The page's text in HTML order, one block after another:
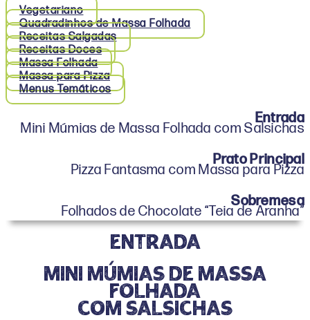
Vegetariano
Quadradinhos de Massa Folhada
Receitas Salgadas
Receitas Doces
Massa Folhada
Massa para Pizza
Menus Temáticos
Entrada
Mini Múmias de Massa Folhada com Salsichas
Prato Principal
Pizza Fantasma com Massa para Pizza
Sobremesa
Folhados de Chocolate “Teia de Aranha”
entrada
Mini Múmias de Massa
Folhada
com Salsichas